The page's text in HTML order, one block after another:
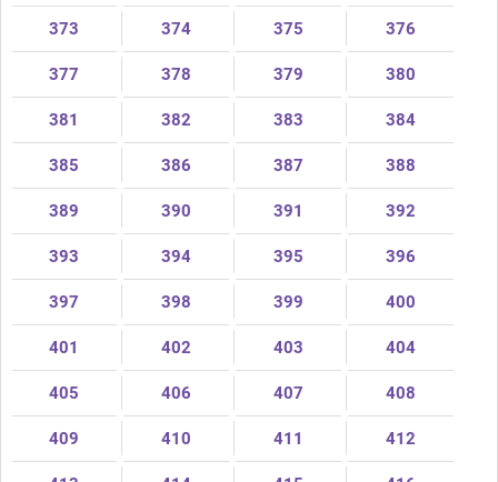
373 374 375 376
377 378 379 380
381 382 383 384
385 386 387 388
389 390 391 392
393 394 395 396
397 398 399 400
401 402 403 404
405 406 407 408
409 410 411 412